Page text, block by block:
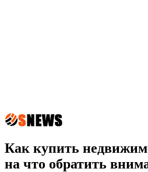
Как купить
на что обратить